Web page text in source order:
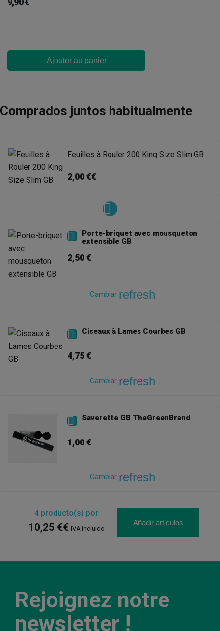
9,90 €
Ajouter au panier
Comprados juntos habitualmente
Feuilles à Rouler 200 King Size Slim GB
2,00 €€

Porte-briquet avec mousqueton
extensible GB
2,50 €
Cambiar refresh
 Ciseaux à Lames Courbes GB
4,75 €
Cambiar refresh
 Saverette GB TheGreenBrand
1,00 €
Cambiar refresh
4producto(s) por
10,25 €€ IVA incluido
Añadir artículos
Rejoignez notre
newsletter !